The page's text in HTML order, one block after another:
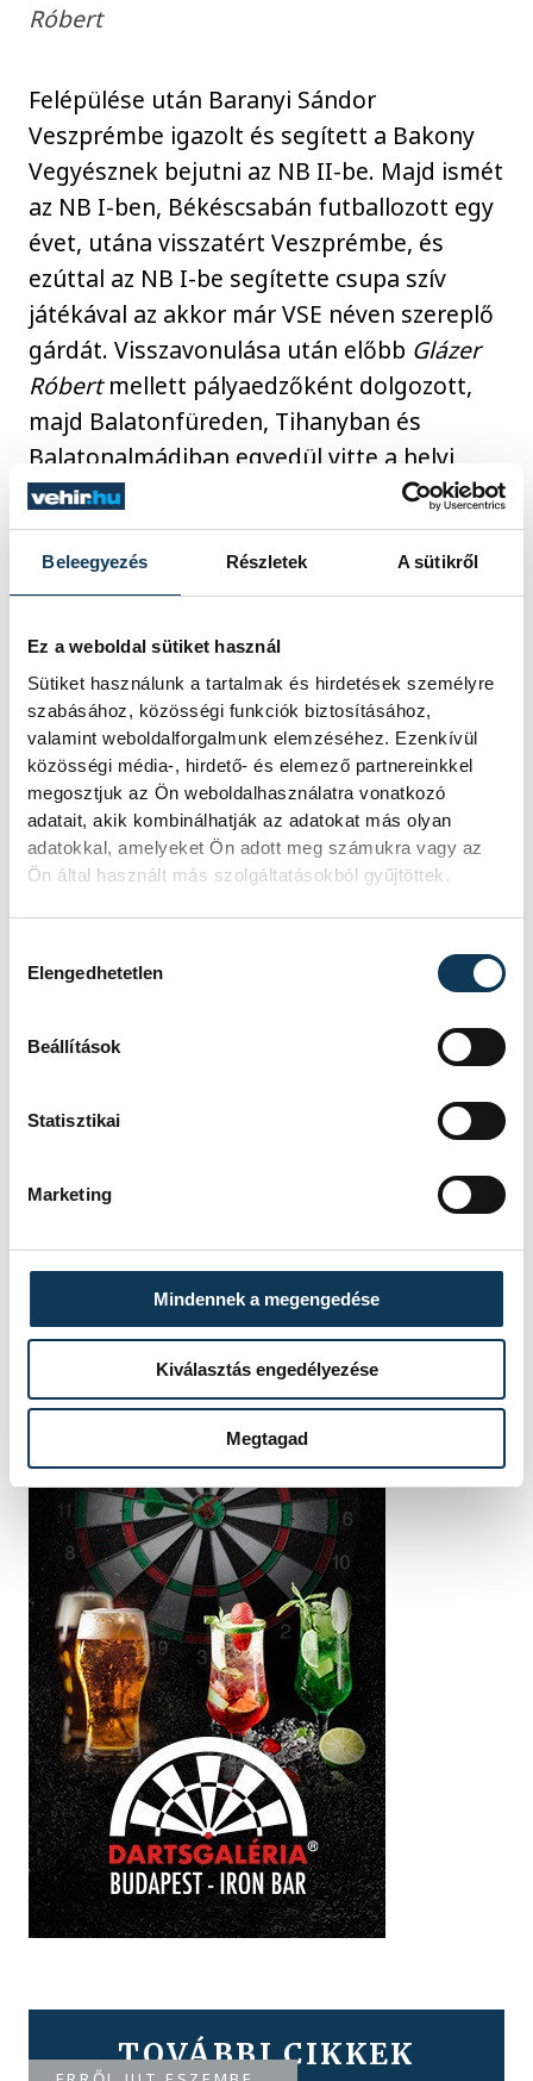
Beleegyezés Részletek A sütikről
Ez a weboldal sütiket használ
Sütiket használunk a tartalmak és hirdetések személyre
szabásához, közösségi funkciók biztosításához,
valamint weboldalforgalmunk elemzéséhez. Ezenkívül
közösségi média-, hirdető- és elemező partnereinkkel
megosztjuk az Ön weboldalhasználatra vonatkozó
adatait, akik kombinálhatják az adatokat más olyan
adatokkal, amelyeket Ön adott meg számukra vagy az
Ön által használt más szolgáltatásokból gyűjtöttek.
Elengedhetetlen
Beállítások
Statisztikai
Marketing
Mindennek a megengedése
Kiválasztás engedélyezése
Megtagad
Róbert
Felépülése után Baranyi Sándor
Veszprémbe igazolt és segített a Bakony
Vegyésznek bejutni az NB II-be. Majd ismét
az NB I-ben, Békéscsabán futballozott egy
évet, utána visszatért Veszprémbe, és
ezúttal az NB I-be segítette csupa szív
játékával az akkor már VSE néven szereplő
gárdát. Visszavonulása után előbb Glázer
Róbertmellett pályaedzőként dolgozott,
majd Balatonfüreden, Tihanyban és
Balatonalmádiban egyedül vitte a helyi
csapat melletti szakmai munkát. Edzőként
a legjobb eredményt a félszigetiekkel érte
el: három év alatt a megyei
másodosztályból indulva felvitte a Tihanyi
Petőfi SE-t az NB III hatodik helyére.
sport labdarúgás
sporttörténet
Baranyi Sándor
Darcsi
TOVÁBBI CIKKEK